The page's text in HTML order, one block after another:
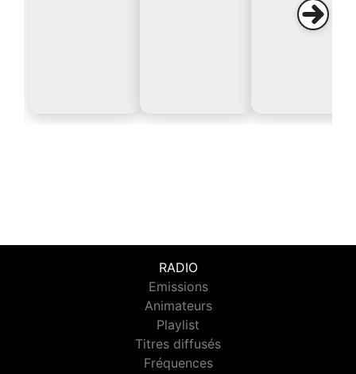
RADIO
Emissions
Animateurs
Playlist
Titres diffusés
Fréquences